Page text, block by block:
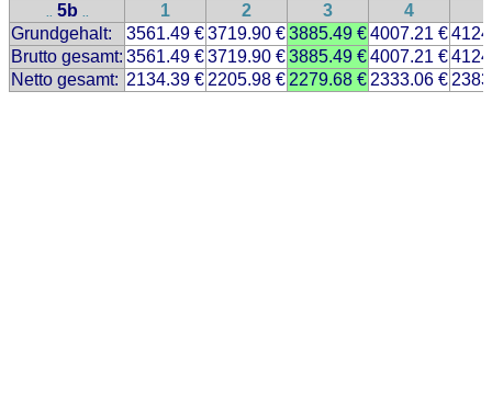
.. 5b .. 1 2 3 4
Grundgehalt:
3561.49 €3719.90 €3885.49 €4007.21 €
Brutto gesamt: 3561.49 €3719.90 €3885.49 €4007.21 €
Netto gesamt: 2134.39 € 2205.98 € 2279.68 € 2333.06 €